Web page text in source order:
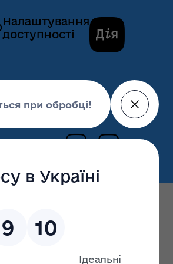
Налаштування
доступності
08 листопада 2022,